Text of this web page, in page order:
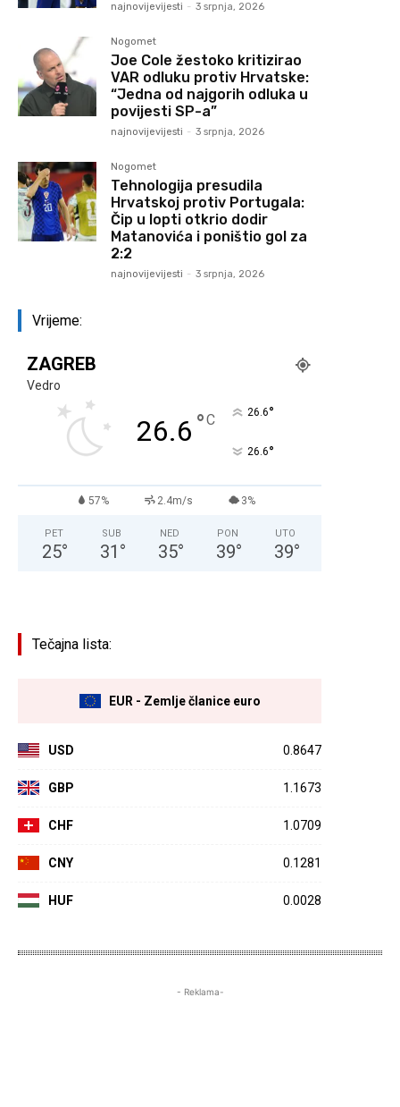
najnovijevijesti - 3 srpnja, 2026
Nogomet
Joe Cole žestoko kritizirao
VAR odluku protiv Hrvatske:
“Jedna od najgorih odluka u
povijesti SP-a”
najnovijevijesti - 3 srpnja, 2026
Nogomet
Tehnologija presudila
Hrvatskoj protiv Portugala:
Čip u lopti otkrio dodir
Matanovića i poništio gol za
2:2
najnovijevijesti - 3 srpnja, 2026
Vrijeme:
ZAGREB
Vedro
26.6 °C 26.6°
26.6°
57% 2.4m/s 3%
PET
25°
SUB
31 °
NED
35°
PON
39°
UTO
39°
Tečajna lista:
EUR - Zemlje članice euro
USD 0.8647
GBP 1.1673
CHF 1.0709
CNY 0.1281
HUF 0.0028
- Reklama-